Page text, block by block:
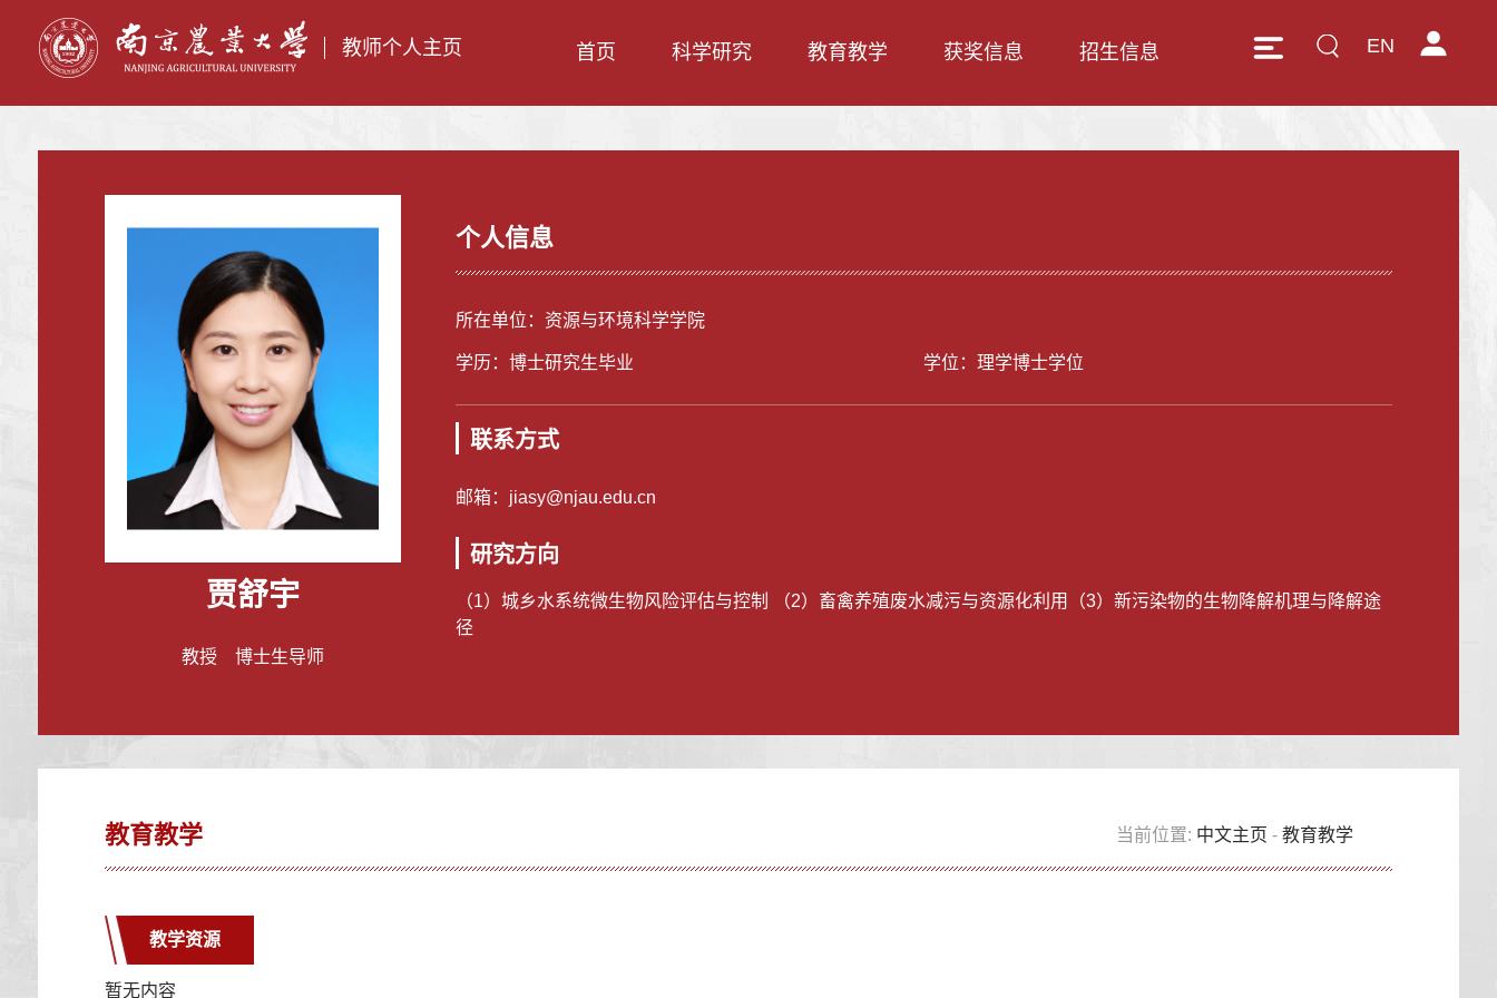
教师个人主页 EN
首页 科学研究 教育教学 获奖信息 招生信息
贾舒宇
教授 博士生导师
个人信息
所在单位：资源与环境科学学院
学历：博士研究生毕业 学位：理学博士学位
联系方式
邮箱： jiasy@njau.edu.cn
研究方向
（1）城乡水系统微生物风险评估与控制 （2）畜禽养殖废水减污与资源化利用（3）新污染物的生物降解机理与降解途
径
教育教学 当前位置: 中文主页 -教育教学
教学资源
暂无内容